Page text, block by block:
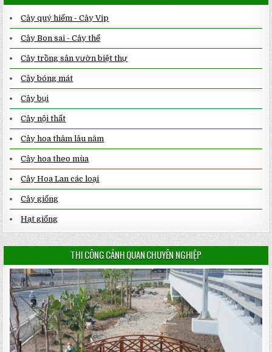
Cây quý hiếm - Cây Vip
Cây Bon sai - Cây thế
Cây trồng sân vườn biệt thự
Cây bóng mát
Cây bụi
Cây nội thất
Cây hoa thảm lâu năm
Cây hoa theo mùa
Cây Hoa Lan các loại
Cây giống
Hạt giống
THI CÔNG CẢNH QUAN CHUYÊN NGHIỆP